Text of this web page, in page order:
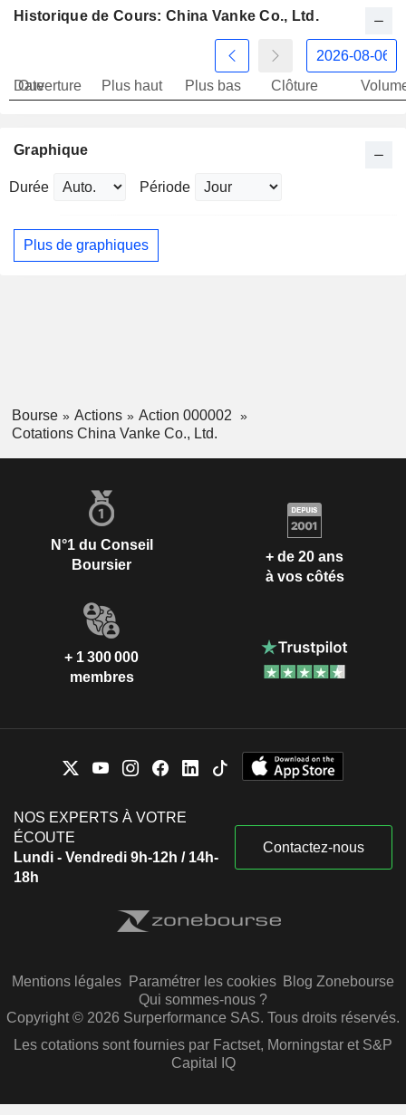
Historique de Cours: China Vanke Co., Ltd.
Date
Ouverture Plus haut Plus bas Clôture
Graphique
Durée Période
Plus de graphiques
Bourse Actions
Action 000002
Cotations China Vanke Co., Ltd.
N°1 du Conseil
Boursier
+ de 20 ans
à vos côtés
+ 1 300 000
membres
NOS EXPERTS À VOTRE
ÉCOUTE
Lundi - Vendredi 9h-12h / 14h-
18h
Contactez-nous
Mentions légales Paramétrer les cookies Blog Zonebourse
Qui sommes-nous ?
Copyright © 2026 Surperformance SAS. Tous droits réservés.
Les cotations sont fournies par Factset, Morningstar et S&P
Capital IQ